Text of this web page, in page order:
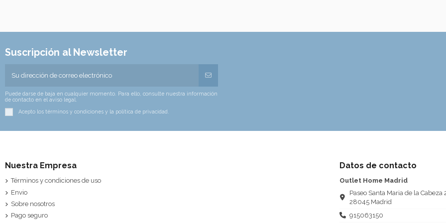
Suscripción al Newsletter
Puede darse de baja en cualquier momento. Para ello, consulte nuestra información
de contacto en el aviso legal.
Acepto los términos y condiciones y la política de privacidad.
Nuestra Empresa
Términos y condiciones de uso
Envio
Sobre nosotros
Pago seguro
Datos de contacto
Outlet Home Madrid
Paseo Santa Maria de la Cabeza
28045 Madrid
915063150